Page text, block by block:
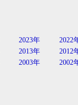
2023年
2022
2013年
2012
2003年 2002